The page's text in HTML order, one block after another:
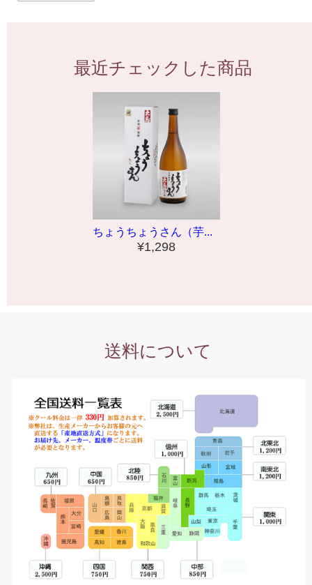
最近チェックした商品
ちょうちょうさん（芋...
¥1,298
送料について